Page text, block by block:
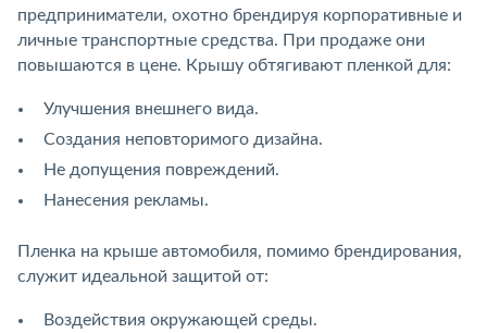
предприниматели, охотно брендируя корпоративные и
личные транспортные средства. При продаже они
повышаются в цене. Крышу обтягивают пленкой для:
Улучшения внешнего вида.
Создания неповторимого дизайна.
Не допущения повреждений.
Нанесения рекламы.
Пленка на крыше автомобиля, помимо брендирования,
служит идеальной защитой от:
Воздействия окружающей среды.